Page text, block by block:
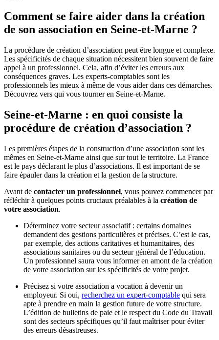
Comment se faire aider dans la création
de son association en Seine-et-Marne ?
La procédure de création d’association peut être longue et complexe.
Les spécificités de chaque situation nécessitent bien souvent de faire
appel à un professionnel. Cela, afin d’éviter les erreurs aux
conséquences graves. Les experts-comptables sont les
professionnels les mieux à même de vous aider dans ces démarches.
Découvrez vers qui vous tourner en Seine-et-Marne.
Seine-et-Marne : en quoi consiste la
procédure de création d’association ?
Les premières étapes de la construction d’une association sont les
mêmes en Seine-et-Marne ainsi que sur tout le territoire. La France
est le pays déclarant le plus d’associations. Il est important de se
faire épauler dans la création et la gestion de la structure.
Avant de contacter un professionnel, vous pouvez commencer par
réfléchir à quelques points cruciaux préalables à la création de
votre association.
Déterminez votre secteur associatif : certains domaines
demandent des gestions particulières et précises. C’est le cas,
par exemple, des actions caritatives et humanitaires, des
associations sanitaires ou du secteur général de l’éducation.
Un professionnel saura vous informer en amont de la création
de votre association sur les spécificités de votre projet.
Précisez si votre association a vocation à devenir un
employeur. Si oui, recherchez un expert-comptable qui sera
apte à prendre en main la gestion future de votre structure.
L’édition de bulletins de paie et le respect du Code du Travail
sont des secteurs spécifiques qu’il faut maîtriser pour éviter
des erreurs désastreuses.